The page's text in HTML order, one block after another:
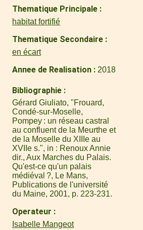
Thematique Principale
habitat fortifié
Thematique Secondaire
en écart
Annee de Realisation 2018
Bibliographie
Gérard Giuliato, "Frouard,
Condé-sur-Moselle,
Pompey : un réseau castral
au confluent de la Meurthe et
de la Moselle du XIIIe au
XVIIe s.", in : Renoux Annie
dir., Aux Marches du Palais.
Qu'est-ce qu'un palais
médiéval ?, Le Mans,
Publications de l'université
du Maine, 2001, p. 223-231.
Operateur
Isabelle Mangeot